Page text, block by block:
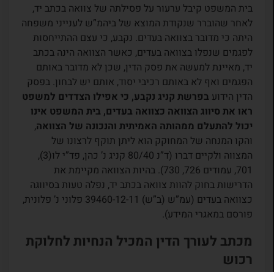
בית המשפט קיבל ערעור על פסילתה של צוואה בכתב יד,
לאחר שהוברר שנקודת המוצא של ביהמ”ש לענייני משפחה
היתה כי מדובר בצוואה בעדים. נקבע, כי עצם ההתייחסות
לפגמים שנפלו בצוואה בעדים, כאשר הצוואה הינה בכתב
יד, מאיינת למעשה את פסק הדין, שכן לא מדובר באותם
הפגמים ואף לא באותם רכיבי יסוד, אותם יש לבחון. בפסק
הדין הידוע בפרשת קניג נקבע, כי אפילו הצדדים למשפט
ראו את סיווג הצוואה כצוואה בעדים, בית המשפט אינו
יכול להתעלם ממהותה האמיתית והנכונה של הצוואה,
והקו המנחה של המחוקק הוא ליתן תוקף לרצונו של
המצווה ולקיים דברו (ד”נ 80/40 קניג נ’ כהן, פד”י לו(3),
701, עמודים 726, 730). בהיות הצוואה מקיימת את
הדרישות בחוק להוות צוואה בכתב יד, נפלה טעות בסיווגה
כצוואה בעדים (עמ”ש (ב”ש) 39460-12-11 פלוני נ’ פלונית,
פורסם במאגרי המידע).
מכתב לעורך הדין המכיל הנחיות לחלוקת
רכוש